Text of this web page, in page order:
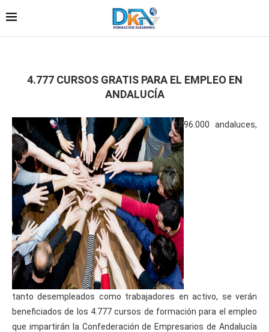
4.777 CURSOS GRATIS PARA EL EMPLEO EN
ANDALUCÍA
96.000 andaluces,
tanto desempleados como trabajadores en activo, se verán
beneficiados de los 4.777 cursos de formación para el empleo
que impartirán la Confederación de Empresarios de Andalucía